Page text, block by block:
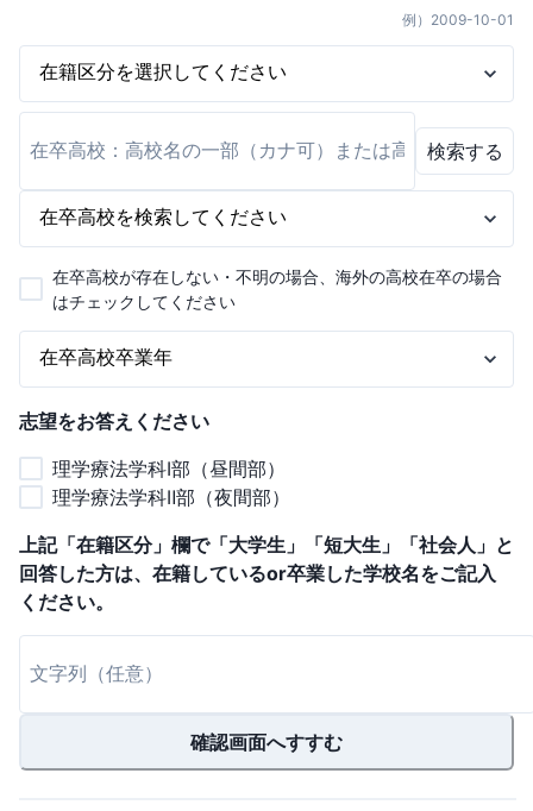
例） 2009-10-01
検索する
在卒高校が存在しない・不明の場合、海外の高校在卒の場合
はチェックしてください
志望をお答えください
理学療法学科Ⅰ部（昼間部）
理学療法学科Ⅱ部（夜間部）
上記「在籍区分」欄で「大学生」「短大生」「社会人」と
回答した方は、在籍しているor卒業した学校名をご記入
ください。
確認画面へすすむ